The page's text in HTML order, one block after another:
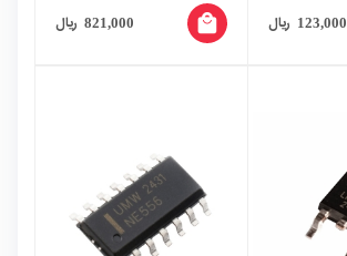
123,000 ریال 821,000 ریال local_mall